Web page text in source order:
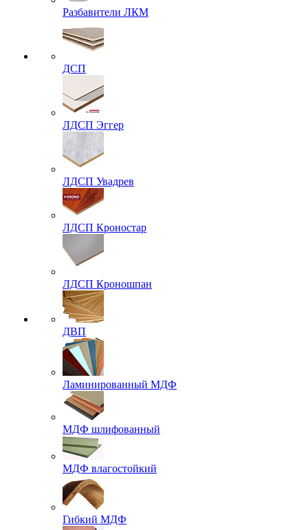
Разбавители ЛКМ
ДСП
ЛДСП Эггер
ЛДСП Увадрев
ЛДСП Кроностар
ЛДСП Кроношпан
ДВП
Ламинированный МДФ
МДФ шлифованный
МДФ влагостойкий
Гибкий МДФ